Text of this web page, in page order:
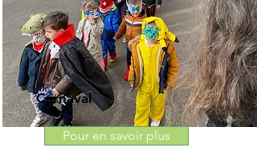
Carnaval
Pour en savoir plus